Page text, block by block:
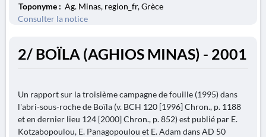
Toponyme : Ag. Minas, region_fr, Grèce
Consulter la notice
2/ BOÏLA (AGHIOS MINAS) - 2001
Un rapport sur la troisième campagne de fouille (1995) dans
l'abri-sous-roche de Boïla (v. BCH 120 [1996] Chron., p. 1188
et en dernier lieu 124 [2000] Chron., p. 852) est publié par E.
Kotzabopoulou, E. Panagopoulou et E. Adam dans AD 50